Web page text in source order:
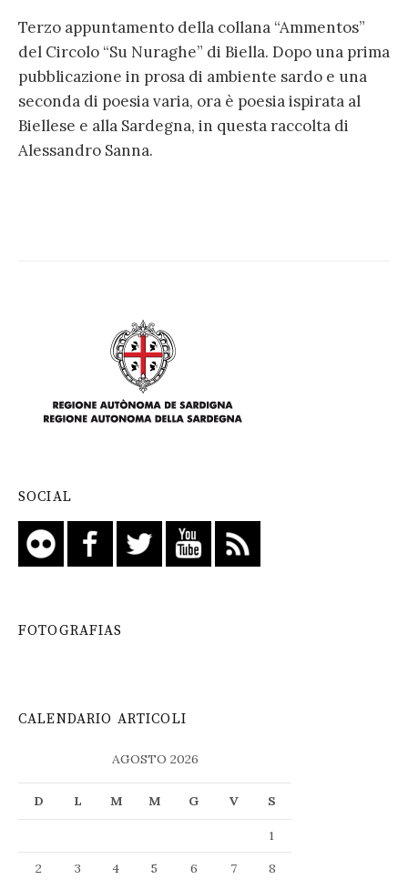
Terzo appuntamento della collana “Ammentos”
del Circolo “Su Nuraghe” di Biella. Dopo una prima
pubblicazione in prosa di ambiente sardo e una
seconda di poesia varia, ora è poesia ispirata al
Biellese e alla Sardegna, in questa raccolta di
Alessandro Sanna.
SOCIAL
FOTOGRAFIAS
CALENDARIO ARTICOLI
AGOSTO 2026
D L M M G V S
1
2
3 4 5 6 7
8